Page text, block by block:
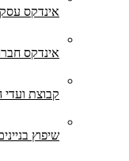
אינדקס
אינדקס
קבוצת ועדי
שיפוץ